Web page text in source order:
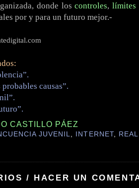
donde loscontroles, límites
por y para un futuro mejor.-
causas”.
CASTILLO PÁEZ
JUVENIL, INTERNET,
/ HACER UN